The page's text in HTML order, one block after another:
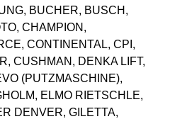
BUCHER, BUSCH,
CHAMPION,
CONTINENTAL, CPI,
CUSHMAN, DENKA LIFT,
(PUTZMASCHINE),
ELMO RIETSCHLE,
DENVER, GILETTA,